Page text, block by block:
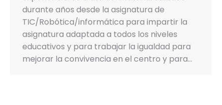
durante años desde la asignatura de
TIC/Robótica/informática para impartir la
asignatura adaptada a todos los niveles
educativos y para trabajar la igualdad para
mejorar la convivencia en el centro y para…